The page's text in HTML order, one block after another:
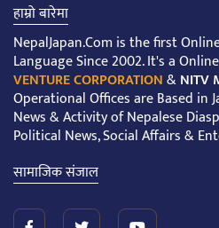
हाम्रो बारेमा
NepalJapan.Com is the first
Language Since 2002. It's a
VENTURE CORPORATION&NITV
Operational Offices are Based in
News & Activity of Nepalese
Political News, Social Affairs &
सामाजिक संजाल